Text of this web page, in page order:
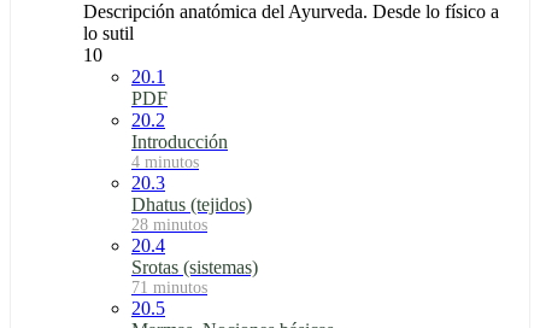
Descripción anatómica del Ayurveda. Desde lo físico a
lo sutil
10
20.1
PDF
20.2
Introducción
4 minutos
20.3
Dhatus (tejidos)
28 minutos
20.4
Srotas (sistemas)
71 minutos
20.5